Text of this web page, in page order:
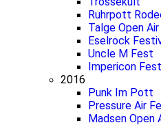
Ruhrpott
Talge Open Air
Eselrock
Uncle M Fest
Impericon
2016
Punk Im Pott
Pressure Air
Madsen Open